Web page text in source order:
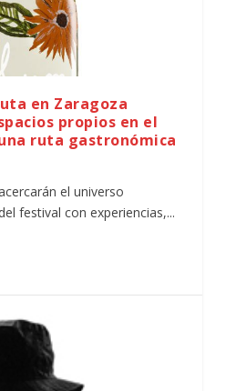
en Zaragoza
propios en el
ruta gastronómica
el universo
festival con experiencias,...